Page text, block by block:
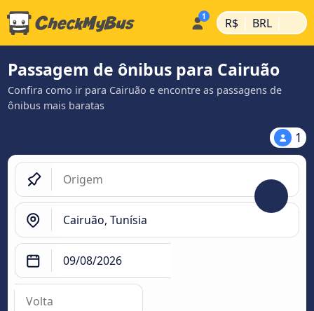
R$ | BRL |
Passagem de ônibus para Cairuão
Confira como ir para Cairuão e encontre as passagens de
ônibus mais baratas
1